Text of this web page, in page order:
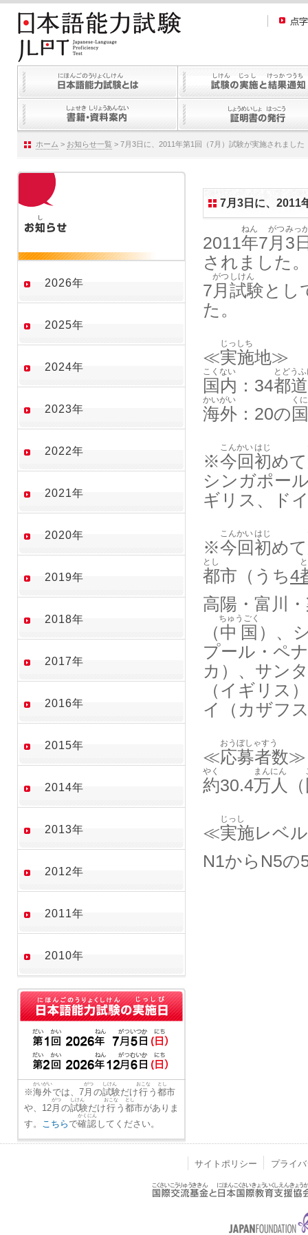
ホーム > お知らせ一覧 > 7月3日に、2011年第1回（7月）試験が実施されました
7月3日に、2011
2011年
ねん
7 月
がつ
3
みっ
されました
7 月
がつ
試験
しけん
とし
た。
≪実施地
じっしち
≫
国内
こくない
：34都
とどう
海外
かいがい
：20の 国
くに
※今回
こんかい
初
はじ
めて
シンガポー
ギリス、ド
※今回
こんかい
初
はじ
めて
都市
とし
（うち4
高陽・富川
（中国
ちゅうごく
）、
プール・ペ
カ）、サン
（イギリス
イ（カザフ
≪応募者数
おうぼしゃすう
≫
約
やく
30.4万人
まんにん
（
≪実施
じっし
レベ
N1からN5の
2026年
2025年
2024年
2023年
2022年
2021年
2020年
2019年
2018年
2017年
2016年
2015年
2014年
2013年
2012年
2011年
2010年
※海外
かいがい
では、7月
がつ
の試験
しけん
だけ行
おこな
う 都市
とし
や、12月
がつ
の試験
しけん
だけ行
おこな
う 都市
とし
がありま
す。 こちら で確認
かくにん
してください。
サイトポリシー プライ